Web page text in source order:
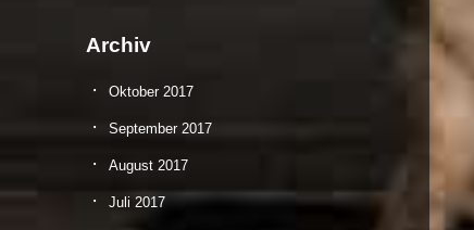
Archiv
Oktober 2017
September 2017
August 2017
Juli 2017